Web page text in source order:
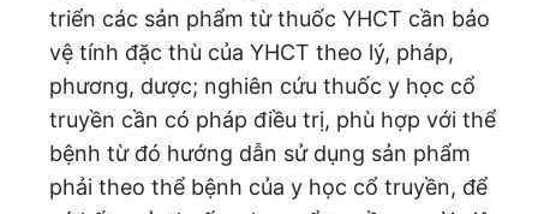
triển các sản phẩm từ thuốc YHCT cần bảo
vệ tính đặc thù của YHCT theo lý, pháp,
phương, dược; nghiên cứu thuốc y học cổ
truyền cần có pháp điều trị, phù hợp với thể
bệnh từ đó hướng dẫn sử dụng sản phẩm
phải theo thể bệnh của y học cổ truyền, để